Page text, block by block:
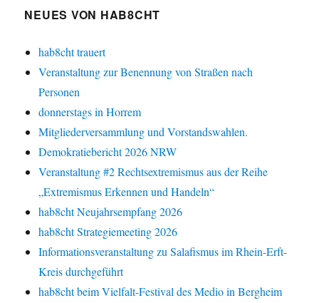
NEUES VON HAB8CHT
hab8cht trauert
Veranstaltung zur Benennung von Straßen nach
Personen
donnerstags in Horrem
Mitgliederversammlung und Vorstandswahlen.
Demokratiebericht 2026 NRW
Veranstaltung #2 Rechtsextremismus aus der Reihe
„Extremismus Erkennen und Handeln“
hab8cht Neujahrsempfang 2026
hab8cht Strategiemeeting 2026
Informationsveranstaltung zu Salafismus im Rhein-Erft-
Kreis durchgeführt
hab8cht beim Vielfalt-Festival des Medio in Bergheim